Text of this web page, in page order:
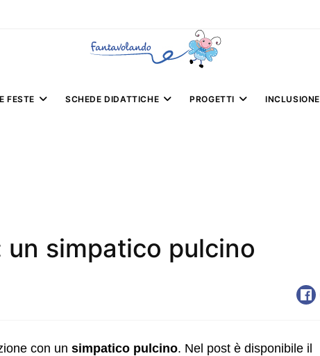
FESTE SCHEDE DIDATTICHE PROGETTI INCLUSIONE
un simpatico pulcino
con un simpatico pulcino. Nel post è disponibile il